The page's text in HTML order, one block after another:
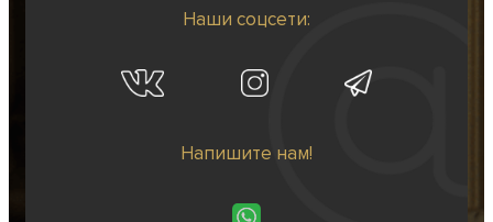
Наши соцсети:
Напишите нам!